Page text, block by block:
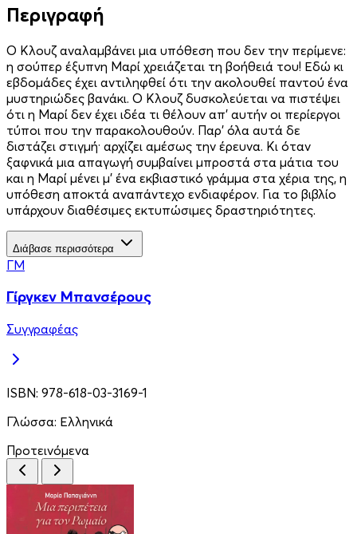
Περιγραφή
Ο Κλουζ αναλαμβάνει μια υπόθεση που δεν την περίμενε:
η σούπερ έξυπνη Μαρί χρειάζεται τη βοήθειά του! Εδώ κι
εβδομάδες έχει αντιληφθεί ότι την ακολουθεί παντού ένα
μυστηριώδες βανάκι. Ο Κλουζ δυσκολεύεται να πιστέψει
ότι η Μαρί δεν έχει ιδέα τι θέλουν απ’ αυτήν οι περίεργοι
τύποι που την παρακολουθούν. Παρ’ όλα αυτά δε
διστάζει στιγμή· αρχίζει αμέσως την έρευνα. Κι όταν
ξαφνικά μια απαγωγή συμβαίνει μπροστά στα μάτια του
και η Μαρί μένει μ’ ένα εκβιαστικό γράμμα στα χέρια της, η
υπόθεση αποκτά αναπάντεχο ενδιαφέρον. Για το βιβλίο
υπάρχουν διαθέσιμες εκτυπώσιμες δραστηριότητες.
Διάβασε περισσότερα
ΓΜ
Γίργκεν Μπανσέρους
Συγγραφέας
ISBN: 978-618-03-3169-1
Γλώσσα: Ελληνικά
Προτεινόμενα